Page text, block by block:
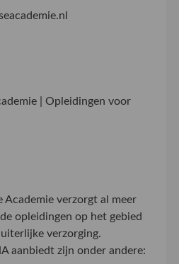
| Opleidingen voor
Academie verzorgt al meer
opleidingen op het gebied
verzorging.
aanbiedt zijn onder andere: